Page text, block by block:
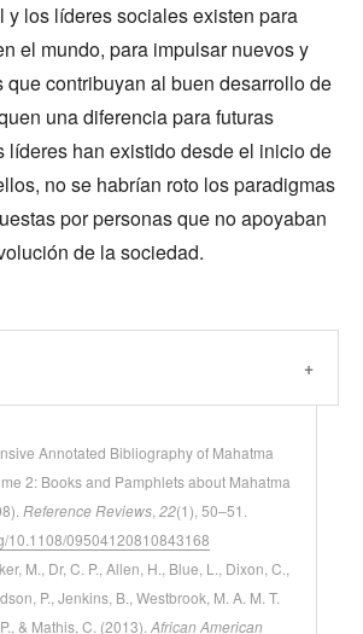
y los líderes sociales existen para
el mundo, para impulsar nuevos y
que contribuyan al buen desarrollo de
una diferencia para futuras
líderes han existido desde el inicio de
no se habrían roto los paradigmas
por personas que no apoyaban
de la sociedad.
Annotated Bibliography of Mahatma
2: Books and Pamphlets about Mahatma
Reference Reviews 22(1), 50–51.
10.1108/09504120810843168
M., Dr, C. P., Allen, H., Blue, L., Dixon, C.,
P., Jenkins, B., Westbrook, M. A. M. T.
& Mathis, C. (2013). African American